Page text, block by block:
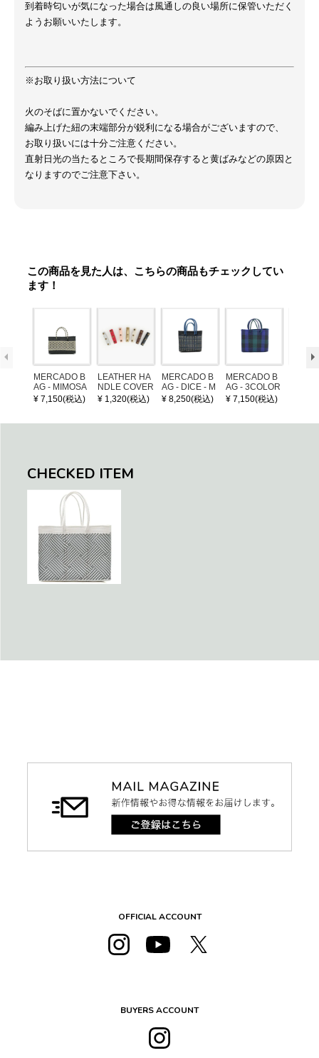
到着時匂いが気になった場合は風通しの良い場所に保管いただく
ようお願いいたします。
※お取り扱い方法について
火のそばに置かないでください。
編み上げた紐の末端部分が鋭利になる場合がございますので、
お取り扱いには十分ご注意ください。
直射日光の当たるところで長期間保存すると黄ばみなどの原因と
なりますのでご注意下さい。
この商品を見た人は、こちらの商品もチェックしてい
ます！
MERCADO B
AG - MIMOSA
- Black / Crea
m (SHORT X
¥ 7,150(税込)
LEATHER HA
NDLE COVER
¥ 1,320(税込)
MERCADO B
AG - DICE - M
OSAIC - Black
/ Cream / Meta
¥ 8,250(税込)
MERCADO B
AG - 3COLOR
S CHECK - Bl
ack / Dark Gre
¥ 7,150(税込)
CHECKED ITEM
OFFICIAL ACCOUNT
BUYERS ACCOUNT